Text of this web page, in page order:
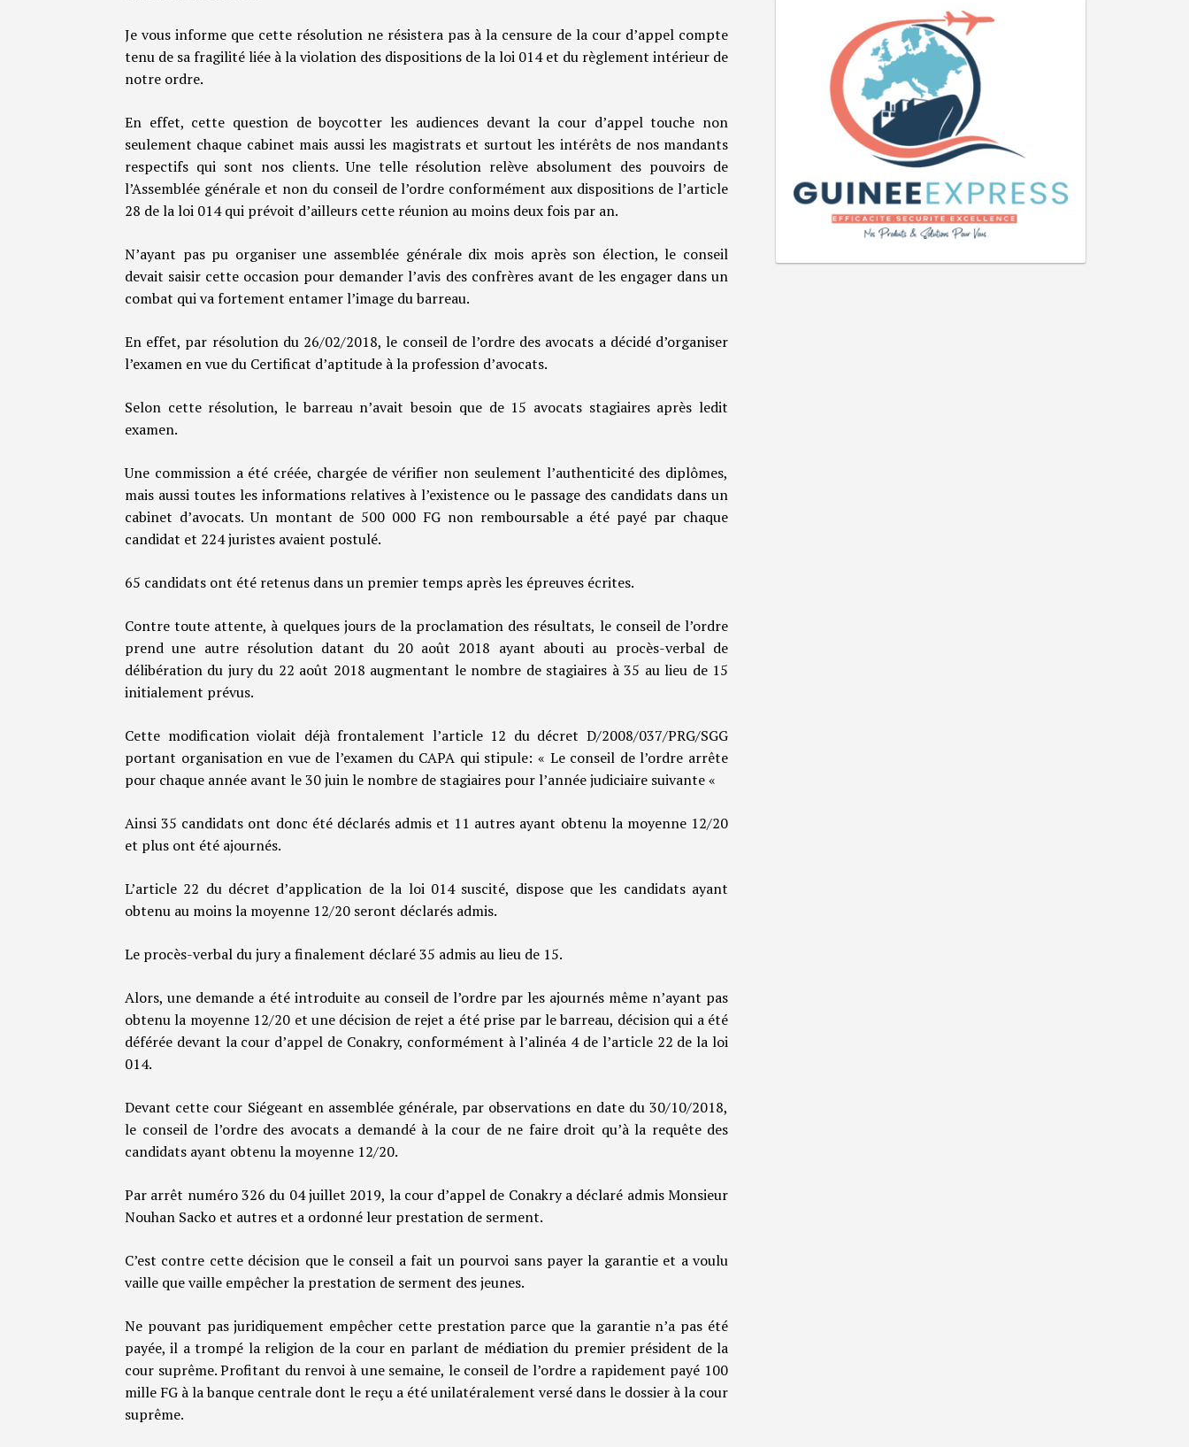
Je vous informe que cette résolution ne résistera pas à la censure de la cour d’appel compte
tenu de sa fragilité liée à la violation des dispositions de la loi 014 et du règlement intérieur de
notre ordre.
En effet, cette question de boycotter les audiences devant la cour d’appel touche non
seulement chaque cabinet mais aussi les magistrats et surtout les intérêts de nos mandants
respectifs qui sont nos clients. Une telle résolution relève absolument des pouvoirs de
l’Assemblée générale et non du conseil de l’ordre conformément aux dispositions de l’article
28 de la loi 014 qui prévoit d’ailleurs cette réunion au moins deux fois par an.
N’ayant pas pu organiser une assemblée générale dix mois après son élection, le conseil
devait saisir cette occasion pour demander l’avis des confrères avant de les engager dans un
combat qui va fortement entamer l’image du barreau.
En effet, par résolution du 26/02/2018, le conseil de l’ordre des avocats a décidé d’organiser
l’examen en vue du Certificat d’aptitude à la profession d’avocats.
Selon cette résolution, le barreau n’avait besoin que de 15 avocats stagiaires après ledit
examen.
Une commission a été créée, chargée de vérifier non seulement l’authenticité des diplômes,
mais aussi toutes les informations relatives à l’existence ou le passage des candidats dans un
cabinet d’avocats. Un montant de 500 000 FG non remboursable a été payé par chaque
candidat et 224 juristes avaient postulé.
65 candidats ont été retenus dans un premier temps après les épreuves écrites.
Contre toute attente, à quelques jours de la proclamation des résultats, le conseil de l’ordre
prend une autre résolution datant du 20 août 2018 ayant abouti au procès-verbal de
délibération du jury du 22 août 2018 augmentant le nombre de stagiaires à 35 au lieu de 15
initialement prévus.
Cette modification violait déjà frontalement l’article 12 du décret D/2008/037/PRG/SGG
portant organisation en vue de l’examen du CAPA qui stipule: « Le conseil de l’ordre arrête
pour chaque année avant le 30 juin le nombre de stagiaires pour l’année judiciaire suivante «
Ainsi 35 candidats ont donc été déclarés admis et 11 autres ayant obtenu la moyenne 12/20
et plus ont été ajournés.
L’article 22 du décret d’application de la loi 014 suscité, dispose que les candidats ayant
obtenu au moins la moyenne 12/20 seront déclarés admis.
Le procès-verbal du jury a finalement déclaré 35 admis au lieu de 15.
Alors, une demande a été introduite au conseil de l’ordre par les ajournés même n’ayant pas
obtenu la moyenne 12/20 et une décision de rejet a été prise par le barreau, décision qui a été
déférée devant la cour d’appel de Conakry, conformément à l’alinéa 4 de l’article 22 de la loi
014.
Devant cette cour Siégeant en assemblée générale, par observations en date du 30/10/2018,
le conseil de l’ordre des avocats a demandé à la cour de ne faire droit qu’à la requête des
candidats ayant obtenu la moyenne 12/20.
Par arrêt numéro 326 du 04 juillet 2019, la cour d’appel de Conakry a déclaré admis Monsieur
Nouhan Sacko et autres et a ordonné leur prestation de serment.
C’est contre cette décision que le conseil a fait un pourvoi sans payer la garantie et a voulu
vaille que vaille empêcher la prestation de serment des jeunes.
Ne pouvant pas juridiquement empêcher cette prestation parce que la garantie n’a pas été
payée, il a trompé la religion de la cour en parlant de médiation du premier président de la
cour suprême. Profitant du renvoi à une semaine, le conseil de l’ordre a rapidement payé 100
mille FG à la banque centrale dont le reçu a été unilatéralement versé dans le dossier à la cour
suprême.